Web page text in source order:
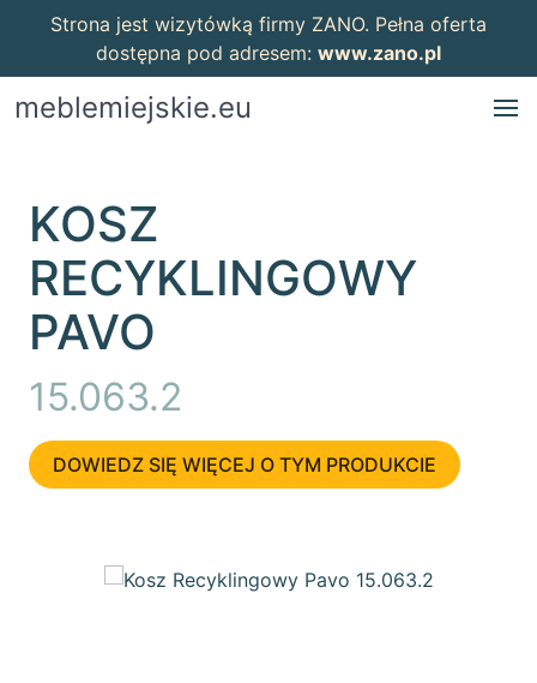
Strona jest wizytówką firmy ZANO. Pełna oferta
dostępna pod adresem: www.zano.pl
meblemiejskie.eu
KOSZ
RECYKLINGOWY
PAVO
15.063.2
DOWIEDZ SIĘ WIĘCEJ O TYM PRODUKCIE